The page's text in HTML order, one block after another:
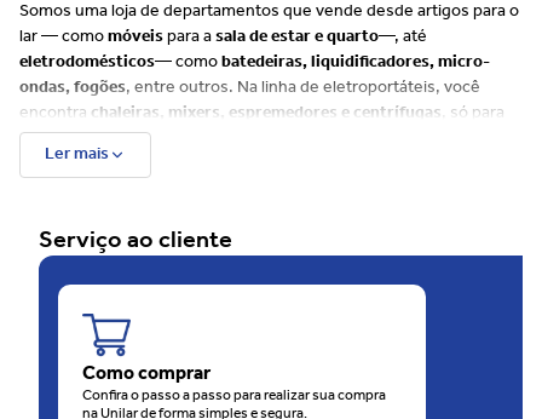
Somos uma loja de departamentos que vende desde artigos para o
lar — comomóveispara asala de estar e quarto—, até
eletrodomésticos— comobatedeiras, liquidificadores, micro-
ondas, fogões, entre outros. Na linha de eletroportáteis, você
encontrachaleiras, mixers, espremedores e centrífugas , só para
citar alguns exemplos.
Além disso, há muitos itens para
uma ampla variedade de produtos de cuidados com
balanças. Já para o seubebê, disponibilizamos uma linha
completaque envolve, entre outros produtos,bebês conforto e
carrinhos.
Além do site, as Lojas Unilar têm 4 unidades físicas na
Florianópolis, sendo uma rede em franca expansão. São
de consideração e carinho com o consumidor.
O motivo disso é que as Lojas Unilar oferecem sempre muitas
Ler mais
Serviço ao cliente
Como comprar
Confira o passo a passo para realizar sua compra
na Unilar de forma simples e segura.